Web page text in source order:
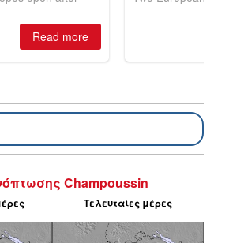
Champoussin
Τελευταίες μέρες